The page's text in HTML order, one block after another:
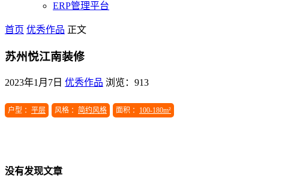
ERP管理平台
首页 优秀作品 正文
苏州悦江南装修
2023年1月7日 优秀作品 浏览：913
户型 ： 平层 风格 ： 简约风格 面积 ： 100-180m²
没有发现文章